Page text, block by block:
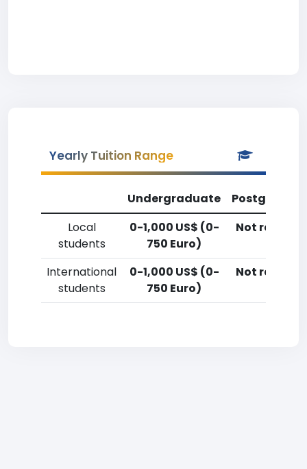
Yearly Tuition Range
Undergraduate
Local
students
0-1,000 US$ (0-
750 Euro)
Not
International
students
0-1,000 US$ (0-
750 Euro)
Not